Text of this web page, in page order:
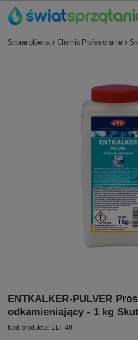
Strona główna Chemia Profesjonalna
ENTKALKER-PULVER
odkamieniający - 1 kg
Kod produktu: ELI_48